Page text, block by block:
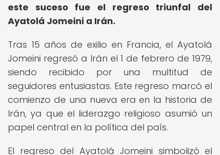
este suceso fue el regreso triunfal del
Ayatolá Jomeini a Irán.
Tras 15 años de exilio en Francia, el Ayatolá
Jomeini regresó a Irán el 1 de febrero de 1979,
siendo recibido por una multitud de
seguidores entusiastas. Este regreso marcó el
comienzo de una nueva era en la historia de
Irán, ya que el liderazgo religioso asumió un
papel central en la política del país.
El regreso del Ayatolá Jomeini simbolizó el